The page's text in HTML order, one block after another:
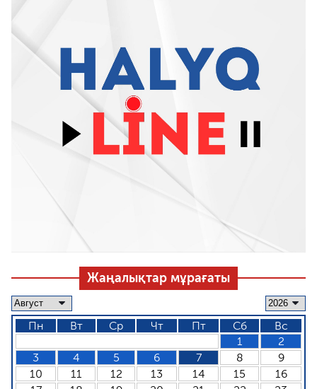
Жаңалықтар мұрағаты
Пн Вт Ср Чт Пт Сб
Вс
1
2
3
4 5 6 7 8
9
10
11 12 13 14 15
16